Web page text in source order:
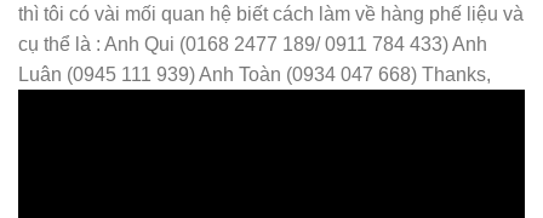
thì tôi có vài mối quan hệ biết cách làm về hàng phế liệu và
cụ thể là : Anh Qui (0168 2477 189/ 0911 784 433) Anh
Luân (0945 111 939) Anh Toàn (0934 047 668) Thanks,